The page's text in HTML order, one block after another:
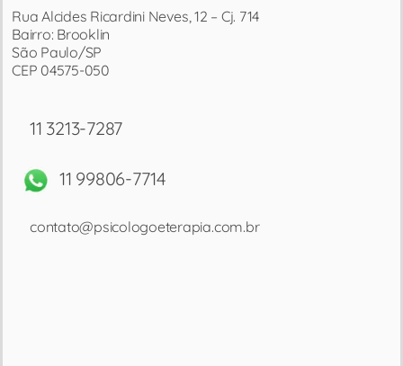
Rua Alcides Ricardini Neves, 12 – Cj. 714
Bairro: Brooklin
São Paulo/SP
CEP 04575-050
11 3213-7287
11 99806-7714
contato@psicologoeterapia.com.br